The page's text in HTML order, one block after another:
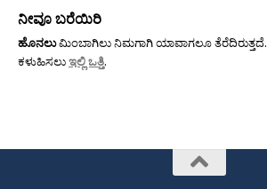
ನೀವೂ ಬರೆಯಿರಿ
ಹೊನಲುಮಿಂಬಾಗಿಲು ನಿಮಗಾಗಿ ಯಾವಾಗಲೂ ತೆರೆದಿರುತ್ತದೆ.
ಕಳುಹಿಸಲುಇಲ್ಲಿ ಒತ್ತಿ.